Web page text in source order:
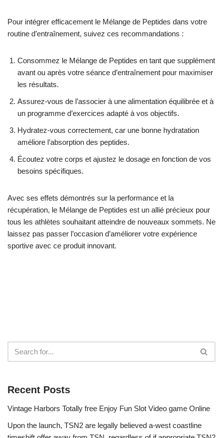
Pour intégrer efficacement le Mélange de Peptides dans votre
routine d’entraînement, suivez ces recommandations :
Consommez le Mélange de Peptides en tant que supplément
avant ou après votre séance d’entraînement pour maximiser
les résultats.
Assurez-vous de l’associer à une alimentation équilibrée et à
un programme d’exercices adapté à vos objectifs.
Hydratez-vous correctement, car une bonne hydratation
améliore l’absorption des peptides.
Écoutez votre corps et ajustez le dosage en fonction de vos
besoins spécifiques.
Avec ses effets démontrés sur la performance et la
récupération, le Mélange de Peptides est un allié précieux pour
tous les athlètes souhaitant atteindre de nouveaux sommets. Ne
laissez pas passer l’occasion d’améliorer votre expérience
sportive avec ce produit innovant.
Recent Posts
Vintage Harbors Totally free Enjoy Fun Slot Video game Online
Upon the launch, TSN2 are legally believed a-west coastline